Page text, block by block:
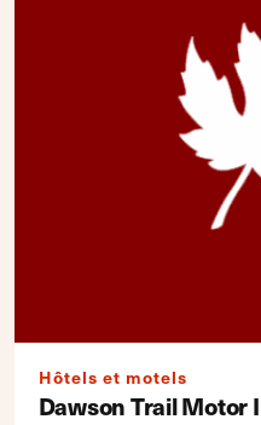
Hôtels et motels
Dawson Trail Motor